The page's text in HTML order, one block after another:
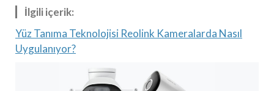
İlgili içerik:
Yüz Tanıma Teknolojisi Reolink Kameralarda Nasıl
Uygulanıyor?